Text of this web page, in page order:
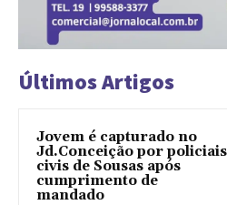
Últimos Artigos
Jovem é capturado no
Jd.Conceição por policiais
civis de Sousas após
cumprimento de
mandado